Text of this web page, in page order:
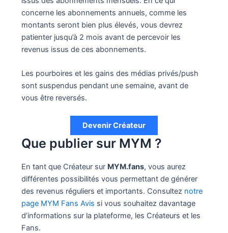
concerne les abonnements annuels, comme les
montants seront bien plus élevés, vous devrez
patienter jusqu’à 2 mois avant de percevoir les
revenus issus de ces abonnements.
Les pourboires et les gains des médias privés/push
sont suspendus pendant une semaine, avant de
vous être reversés.
Devenir Créateur
Que publier sur MYM ?
En tant que Créateur sur MYM.fans, vous aurez
différentes possibilités vous permettant de générer
des revenus réguliers et importants. Consultez notre
page MYM Fans Avis si vous souhaitez davantage
d’informations sur la plateforme, les Créateurs et les
Fans.